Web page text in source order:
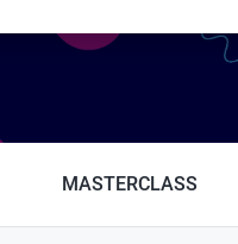
MASTERCLASS